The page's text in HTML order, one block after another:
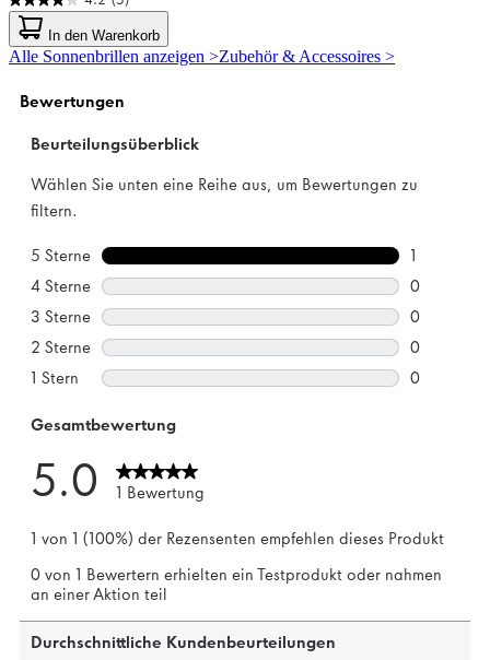
4.2
von
5
Sternen.
Bewertungen
In den Warenkorb
Alle Sonnenbrillen anzeigen >Zubehör & Accessoires >